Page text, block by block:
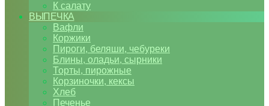
К салату
ВЫПЕЧКА
Вафли
Коржики
Пироги, беляши, чебуреки
Блины, оладьи, сырники
Торты, пирожные
Корзиночки, кексы
Хлеб
Печенье